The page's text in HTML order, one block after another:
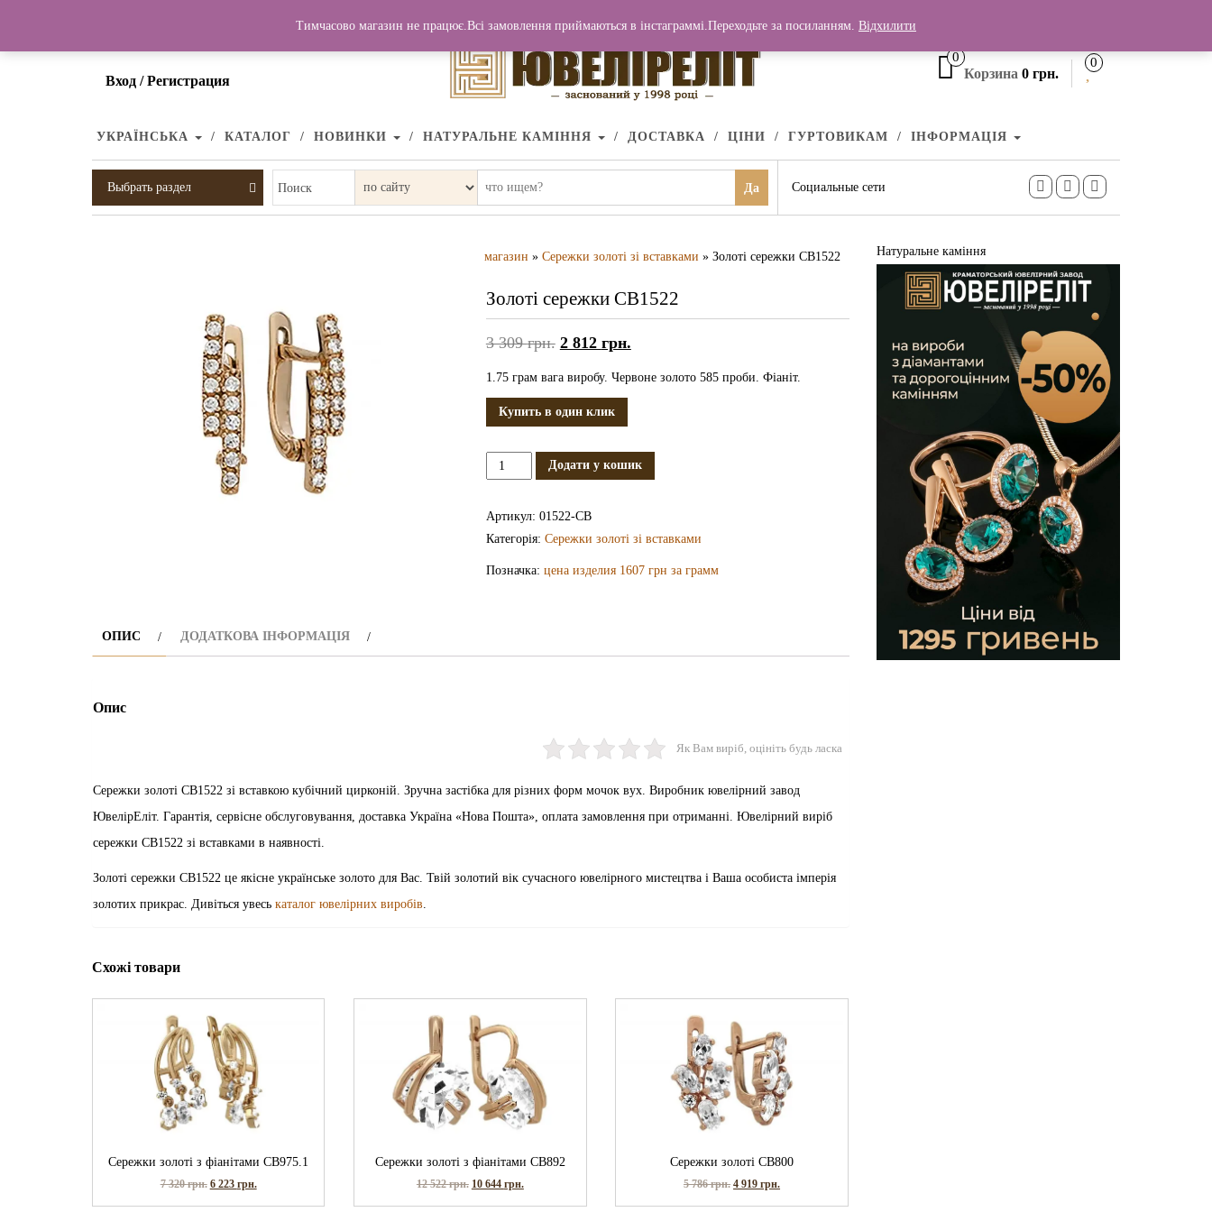
Вход / Регистрация
0
Корзина 0 грн.
0
УКРАЇНСЬКА КАТАЛОГ НОВИНКИ НАТУРАЛЬНЕ КАМІННЯ ДОСТАВКА ЦІНИ ГУРТОВИКАМ ІНФОРМАЦІЯ
Выбрать раздел Поиск Да Социальные сети
магазин » Сережки золоті зі вставками » Золоті сережки СВ1522
Золоті сережки СВ1522
3 309грн. 2 812 грн.
1.75 грам вага виробу. Червоне золото 585 проби. Фіаніт.
Купить в один клик
Золоті
сережки
Додати у кошик
Артикул: 01522-СВ
Категорія: Сережки золоті зі вставками
Позначка: цена изделия 1607 грн за грамм
ОПИС ДОДАТКОВА ІНФОРМАЦІЯ
Опис
Як Вам виріб, оцініть будь ласка
Сережки золоті СВ1522 зі вставкою кубічний цирконій. Зручна застібка для різних форм мочок вух. Виробник ювелірний завод
ЮвелірЕліт. Гарантія, сервісне обслуговування, доставка Україна «Нова Пошта», оплата замовлення при отриманні. Ювелірний виріб
сережки СВ1522 зі вставками в наявності.
Золоті сережки СВ1522 це якісне українське золото для Вас. Твій золотий вік сучасного ювелірного мистецтва і Ваша особиста імперія
золотих прикрас. Дивіться увесь каталог ювелірних виробів.
Схожі товари
Сережки золоті з фіанітами СВ975.1
7 320грн. 6 223 грн.
Сережки золоті з фіанітами СВ892
12 522грн. 10 644 грн.
Сережки золоті СВ800
5 786грн. 4 919грн.
Натуральне каміння
Тимчасово магазин не працює.Всі замовлення приймаються в інстаграммі.Переходьте за посиланням. Відхилити